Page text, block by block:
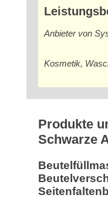
Anbieter von
Kosmetik,
Produkte
Schwarze